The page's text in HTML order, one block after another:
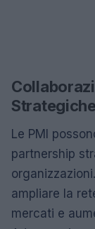
Strategiche
Le PMI
partnership
ampliare la
mercati e